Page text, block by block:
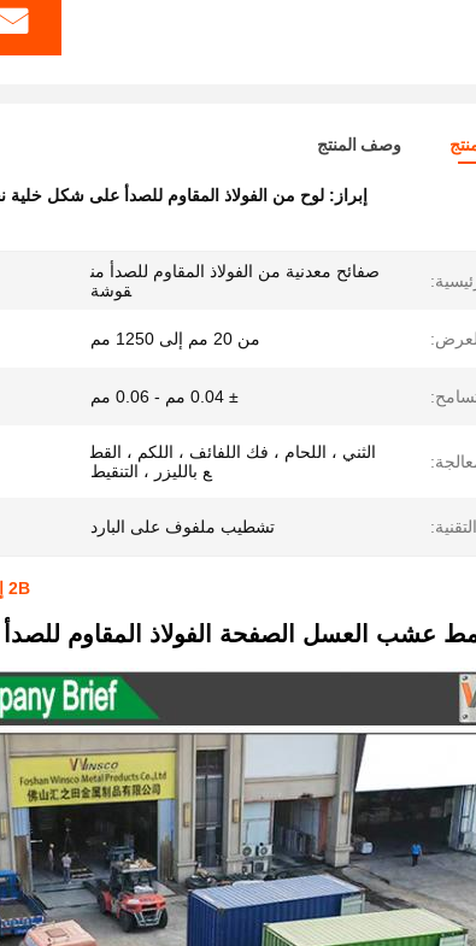
وصف المنتج
إبراز: لوح من الفولاذ المقاوم للصدأ على شكل خلية
صفائح معدنية من الفولاذ المقاوم للصدأ من
قوشة
من 20 مم إلى 1250 مم
± 0.04 مم - 0.06 مم
الثني ، اللحام ، فك اللفائف ، اللكم ، القط
ع بالليزر ، التنقيط
التقنية: تشطيب ملفوف على البارد
2B إنهاء صفائح الفولاذ المقاوم للصدأ قرص العسل تنقش 0.4mm-3.0mm